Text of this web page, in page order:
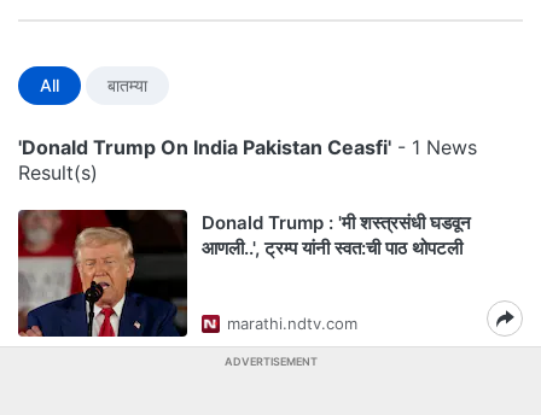
All बातम्या
'Donald Trump On India Pakistan Ceasfi' - 1 News
Result(s)
Donald Trump : 'मी शस्त्रसंधी घडवून
आणली..', ट्रम्प यांनी स्वत:ची पाठ थोपटली
marathi.ndtv.com
ADVERTISEMENT